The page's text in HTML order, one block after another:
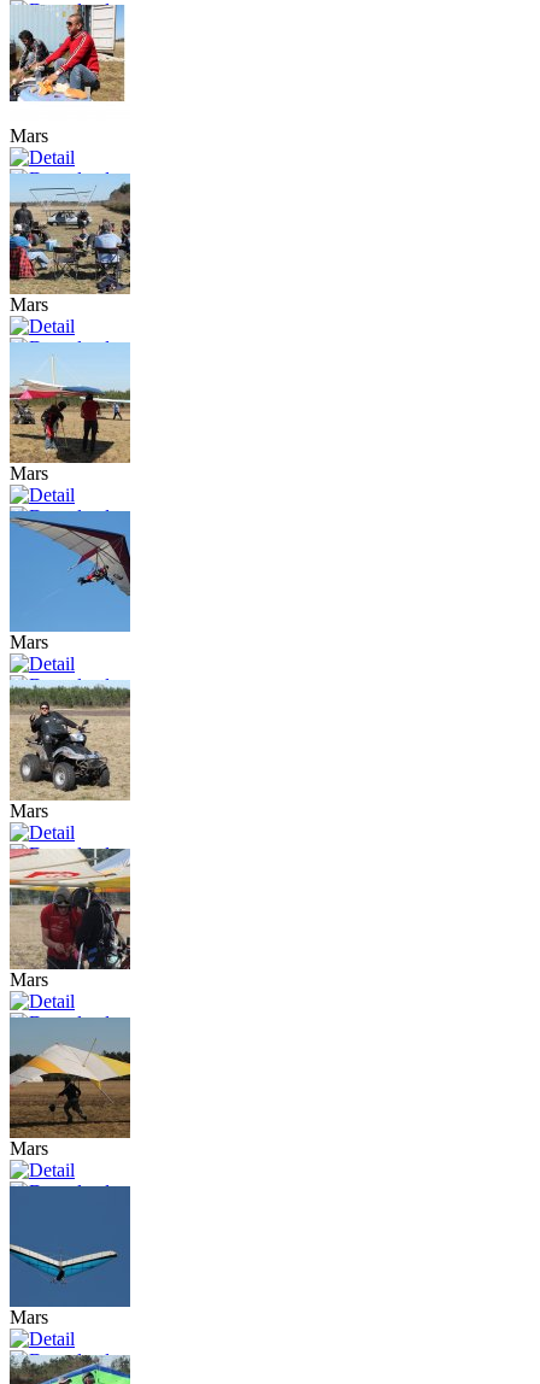
Mars
Mars
Mars
Mars
Mars
Mars
Mars
Mars